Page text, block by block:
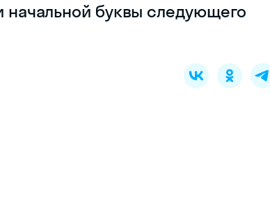
начальной буквы следующего